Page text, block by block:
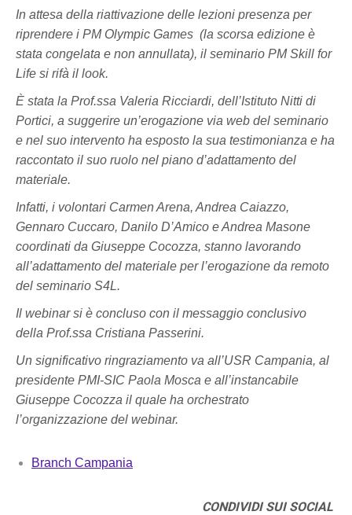
In attesa della riattivazione delle lezioni presenza per
riprendere i PM Olympic Games (la scorsa edizione è
stata congelata e non annullata), il seminario PM Skill for
Life si rifà il look.
È stata la Prof.ssa Valeria Ricciardi, dell’Istituto Nitti di
Portici, a suggerire un’erogazione via web del seminario
e nel suo intervento ha esposto la sua testimonianza e ha
raccontato il suo ruolo nel piano d’adattamento del
materiale.
Infatti, i volontari Carmen Arena, Andrea Caiazzo,
Gennaro Cuccaro, Danilo D’Amico e Andrea Masone
coordinati da Giuseppe Cocozza, stanno lavorando
all’adattamento del materiale per l’erogazione da remoto
del seminario S4L.
Il webinar si è concluso con il messaggio conclusivo
della Prof.ssa Cristiana Passerini.
Un significativo ringraziamento va all’USR Campania, al
presidente PMI-SIC Paola Mosca e all’instancabile
Giuseppe Cocozza il quale ha orchestrato
l’organizzazione del webinar.
Branch Campania
CONDIVIDI SUI SOCIAL